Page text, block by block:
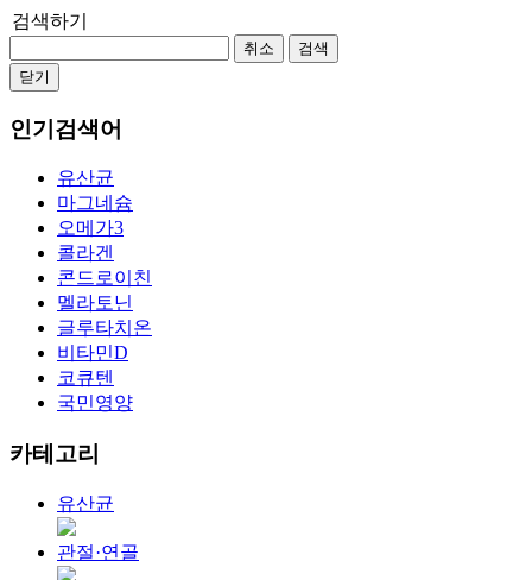
검색하기
취소
검색
닫기
인기검색어
유산균
마그네슘
오메가3
콜라겐
콘드로이친
멜라토닌
글루타치온
비타민D
코큐텐
국민영양
카테고리
유산균
관절·연골